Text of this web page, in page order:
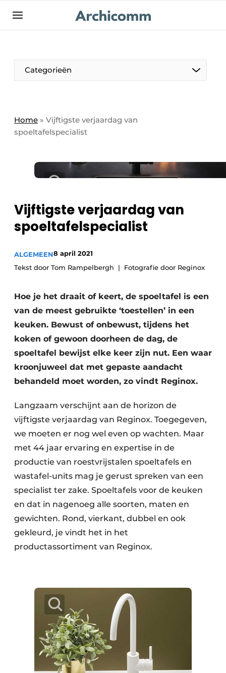
NL be-FR
Categorieën
Home » Vijftigste verjaardag van
spoeltafelspecialist
Vijftigste verjaardag van
spoeltafelspecialist
ALGEMEEN8 april 2021
Tekst door Tom Rampelbergh
Fotografie door Reginox
Hoe je het draait of keert, de spoeltafel is een
van de meest gebruikte ‘toestellen’ in een
keuken. Bewust of onbewust, tijdens het
koken of gewoon doorheen de dag, de
spoeltafel bewijst elke keer zijn nut. Een waar
kroonjuweel dat met gepaste aandacht
behandeld moet worden, zo vindt Reginox.
Langzaam verschijnt aan de horizon de
vijftigste verjaardag van Reginox. Toegegeven,
we moeten er nog wel even op wachten. Maar
met 44 jaar ervaring en expertise in de
productie van roestvrijstalen spoeltafels en
wastafel-units mag je gerust spreken van een
specialist ter zake. Spoeltafels voor de keuken
en dat in nagenoeg alle soorten, maten en
gewichten. Rond, vierkant, dubbel en ook
gekleurd, je vindt het in het
productassortiment van Reginox.